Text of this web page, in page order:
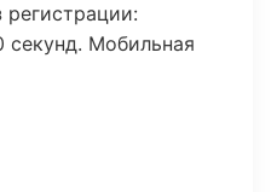
регистрации:
секунд. Мобильная